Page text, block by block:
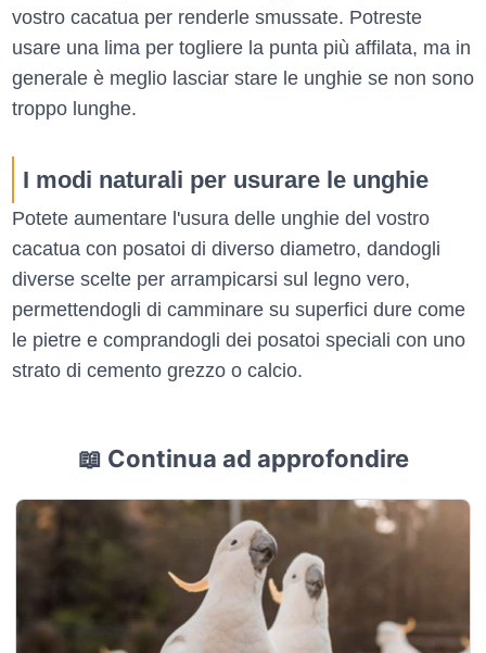
vostro cacatua per renderle smussate. Potreste
usare una lima per togliere la punta più affilata, ma in
generale è meglio lasciar stare le unghie se non sono
troppo lunghe.
I modi naturali per usurare le unghie
Potete aumentare l'usura delle unghie del vostro
cacatua con posatoi di diverso diametro, dandogli
diverse scelte per arrampicarsi sul legno vero,
permettendogli di camminare su superfici dure come
le pietre e comprandogli dei posatoi speciali con uno
strato di cemento grezzo o calcio.
📖 Continua ad approfondire